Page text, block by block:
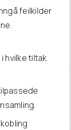
feilkilder
hvilke tiltak